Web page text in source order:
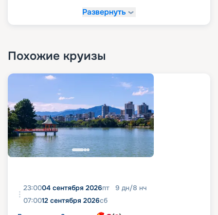
Развернуть
Похожие круизы
23:0004 сентября 2026пт 9 дн/8 нч
07:0012 сентября 2026сб